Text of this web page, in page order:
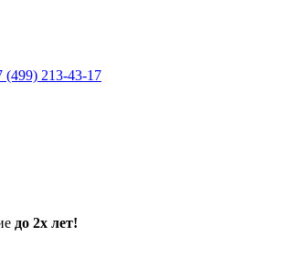
(499) 213-43-17
до 2х лет!